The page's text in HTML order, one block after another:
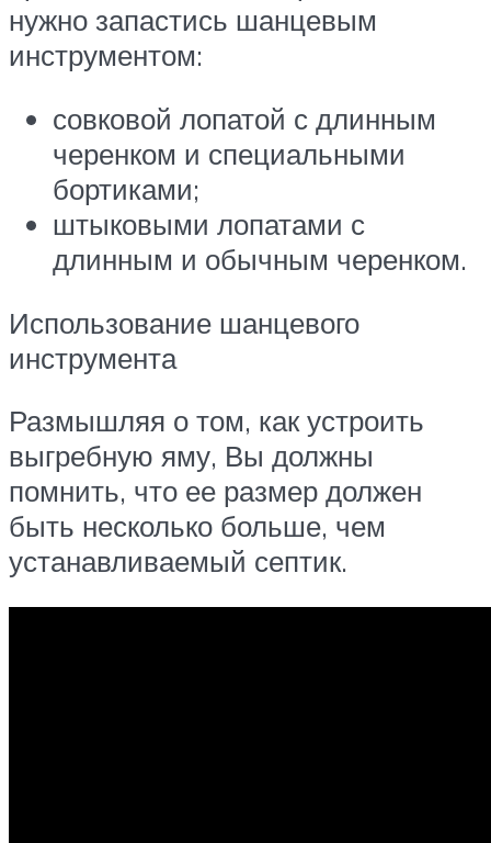
нужно запастись шанцевым
инструментом:
совковой лопатой с длинным
черенком и специальными
бортиками;
штыковыми лопатами с
длинным и обычным черенком.
Использование шанцевого
инструмента
Размышляя о том, как устроить
выгребную яму, Вы должны
помнить, что ее размер должен
быть несколько больше, чем
устанавливаемый септик.